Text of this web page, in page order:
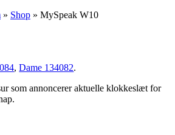
» Shop » MySpeak W10
,Dame 134082.
som annoncerer aktuelle klokkeslæt for